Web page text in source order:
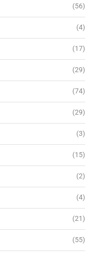
(56)
(4)
(17)
(29)
(74)
(29)
(3)
(15)
(2)
(4)
(21)
(55)